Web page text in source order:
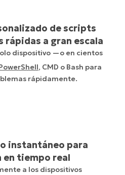
de scripts
rápidas a gran escala
dispositivo —o en cientos
, CMD o Bash para
rápidamente.
instantáneo para
en tiempo real
a los dispositivos